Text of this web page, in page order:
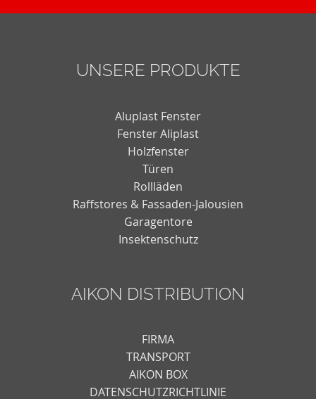
UNSERE PRODUKTE
Aluplast Fenster
Fenster Aliplast
Holzfenster
Türen
Rollläden
Raffstores & Fassaden-Jalousien
Garagentore
Insektenschutz
AIKON DISTRIBUTION
FIRMA
TRANSPORT
AIKON BOX
DATENSCHUTZRICHTLINIE